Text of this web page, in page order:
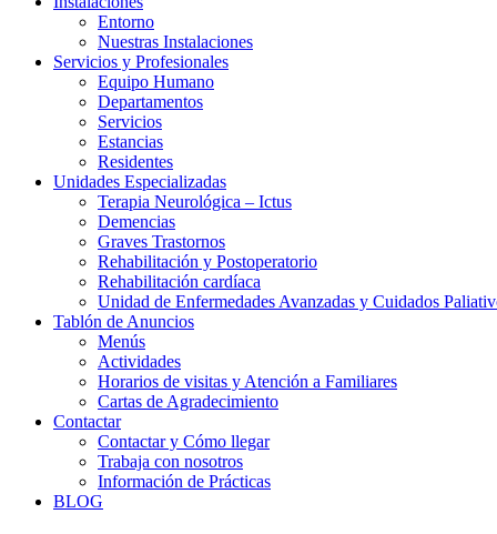
Entorno
Nuestras Instalaciones
Servicios y Profesionales
Equipo Humano
Departamentos
Servicios
Estancias
Residentes
Unidades Especializadas
Terapia Neurológica – Ictus
Demencias
Graves Trastornos
Rehabilitación y Postoperatorio
Rehabilitación cardíaca
Unidad de Enfermedades Avanzadas y Cuidados
Tablón de Anuncios
Menús
Actividades
Horarios de visitas y Atención a Familiares
Cartas de Agradecimiento
Contactar
Contactar y Cómo llegar
Trabaja con nosotros
Información de Prácticas
BLOG